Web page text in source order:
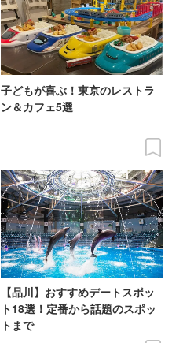
子どもが喜ぶ！東京のレストラ
ン＆カフェ5選
【品川】おすすめデートスポッ
ト18選！定番から話題のスポッ
トまで